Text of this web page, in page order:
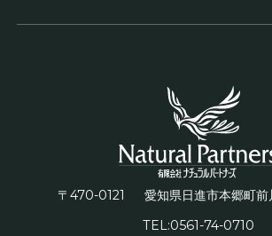
〒470-0121 愛知県日進市本郷町前
TEL:0561-74-0710